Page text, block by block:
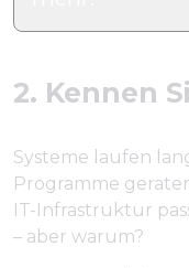
2. Kennen
Systeme laufen
Programme
IT-Infrastruktur
– aber warum?